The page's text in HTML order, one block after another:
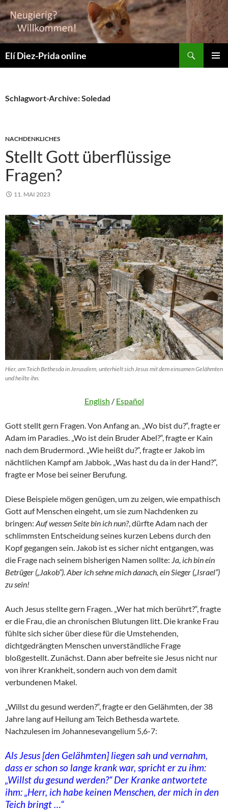
Elí Diez-Prida online
Schlagwort-Archive: Soledad
NACHDENKLICHES
Stellt Gott überflüssige
Fragen?
11. MAI 2023
Hier, am Teich Bethesda in Jerusalem, unterhielt sich Jesus mit dem einsamen Gelähmten
und heilte ihn.
English / Español
Gott stellt gern Fragen. Von Anfang an. „Wo bist du?“, fragte er
Adam im Paradies. „Wo ist dein Bruder Abel?“, fragte er Kain
nach dem Brudermord. „Wie heißt du?“, fragte er Jakob im
nächtlichen Kampf am Jabbok. „Was hast du da in der Hand?“,
fragte er Mose bei seiner Berufung.
Diese Beispiele mögen genügen, um zu zeigen, wie empathisch
Gott auf Menschen eingeht, um sie zum Nachdenken zu
bringen: Auf wessen Seite bin ich nun?, dürfte Adam nach der
schlimmsten Entscheidung seines kurzen Lebens durch den
Kopf gegangen sein. Jakob ist es sicher nicht entgangen, was
die Frage nach seinem bisherigen Namen sollte: Ja, ich bin ein
Betrüger („Jakob“). Aber ich sehne mich danach, ein Sieger („Israel“)
zu sein!
Auch Jesus stellte gern Fragen. „Wer hat mich berührt?“, fragte
er die Frau, die an chronischen Blutungen litt. Die kranke Frau
fühlte sich sicher über diese für die Umstehenden,
dichtgedrängten Menschen unverständliche Frage
bloßgestellt. Zunächst. Dann aber befreite sie Jesus nicht nur
von ihrer Krankheit, sondern auch von dem damit
verbundenen Makel.
„Willst du gesund werden?“, fragte er den Gelähmten, der 38
Jahre lang auf Heilung am Teich Bethesda wartete.
Nachzulesen im Johannesevangelium 5,6-7:
Als Jesus [den Gelähmten] liegen sah und vernahm,
dass er schon so lange krank war, spricht er zu ihm:
„Willst du gesund werden?“ Der Kranke antwortete
ihm: „Herr, ich habe keinen Menschen, der mich in den
Teich bringt …“